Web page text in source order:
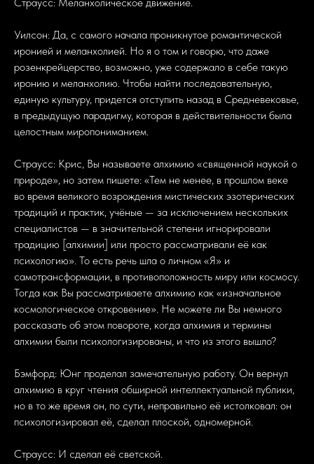
Уилсон: Да, с самого начала проникнутое романтической
иронией и меланхолией. Но я о том и говорю, что даже
розенкрейцерство, возможно, уже содержало в себе такую
иронию и меланхолию. Чтобы найти последовательную,
единую культуру, придется отступить назад в Средневековье,
в предыдущую парадигму, которая в действительности была
целостным миропониманием.
Страусс: Крис, Вы называете алхимию «священной наукой о
природе», но затем пишете: «Тем не менее, в прошлом веке
во время великого возрождения мистических эзотерических
традиций и практик, учёные — за исключением нескольких
специалистов — в значительной степени игнорировали
традицию [алхимии] или просто рассматривали её как
психологию». То есть речь шла о личном «Я» и
самотрансформации, в противоположность миру или космосу.
Тогда как Вы рассматриваете алхимию как «изначальное
космологическое откровение». Не можете ли Вы немного
рассказать об этом повороте, когда алхимия и термины
алхимии были психологизированы, и что из этого вышло?
Бэмфорд: Юнг проделал замечательную работу. Он вернул
алхимию в круг чтения обширной интеллектуальной публики,
но в то же время он, по сути, неправильно её истолковал: он
психологизировал её, сделал плоской, одномерной.
Страусс: И сделал её светской.